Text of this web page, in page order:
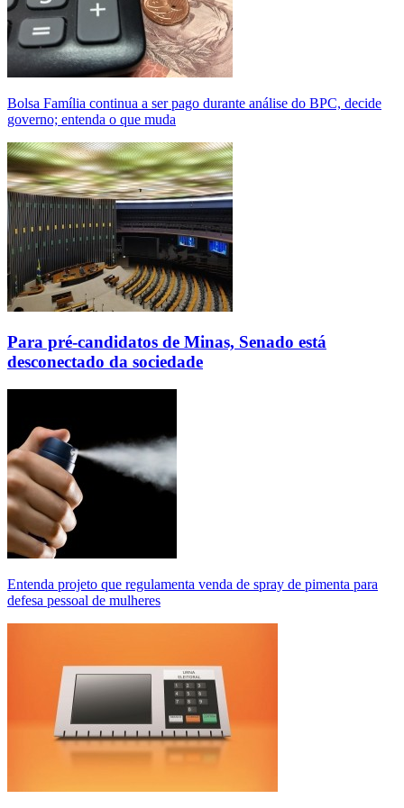
Bolsa Família continua a ser pago durante análise do BPC, decide
governo; entenda o que muda
Para pré-candidatos de Minas, Senado está
desconectado da sociedade
Entenda projeto que regulamenta venda de spray de pimenta para
defesa pessoal de mulheres